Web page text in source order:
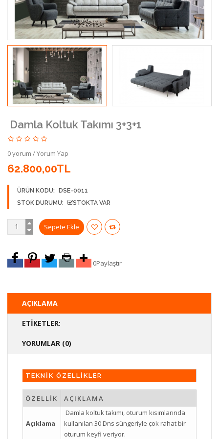
Damla Koltuk Takımı 3+3+1
0 yorum /Yorum Yap
62.800,00TL
ÜRÜN KODU:
DSE-0011
STOK DURUMU:
STOKTA VAR
0Paylaştır
AÇIKLAMA
ETIKETLER:
YORUMLAR (0)
TEKNİK ÖZELLİKLER
ÖZELLİK AÇIKLAMA
Açıklama
Damla koltuk takımı, oturum kısımlarında
kullanılan 30 Dns süngeriyle çok rahat bir
oturum keyfi veriyor.